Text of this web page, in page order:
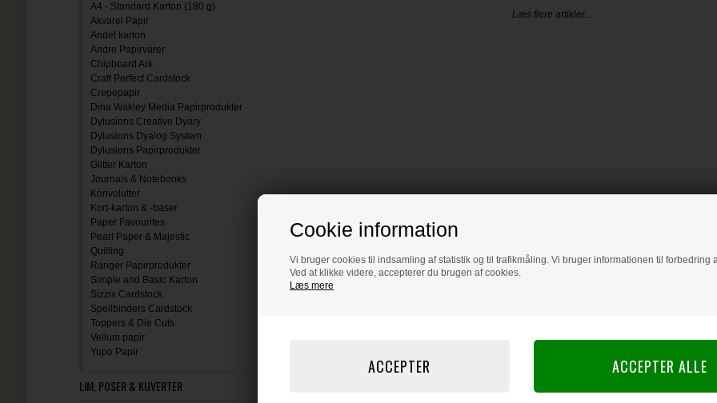
Cookie information
Vi bruger cookies til indsamling af statistik og til trafikmåling. Vi bruger informationen til forbedring
Ved at klikke videre, accepterer du brugen af cookies.
Læs mere
A4 - Standard Karton (180 g)
Akvarel Papir
Andet karton
Andre Papirvarer
Chipboard Ark
Craft Perfect Cardstock
Crepepapir
Dina Wakley Media Papirprodukter
Dylusions Creative Dyary
Dylusions Dyalog System
Dylusions Papirprodukter
Glitter Karton
Journals & Notebooks
Konvolutter
Kort-karton & -baser
Paper Favourites
Pearl Paper & Majestic
Quilling
Ranger Papirprodukter
Simple and Basic Karton
Sizzix Cardstock
Spellbinders Cardstock
Toppers & Die Cuts
Vellum papir
Yupo Papir
LIM, POSER & KUVERTER
Læs flere artikler...